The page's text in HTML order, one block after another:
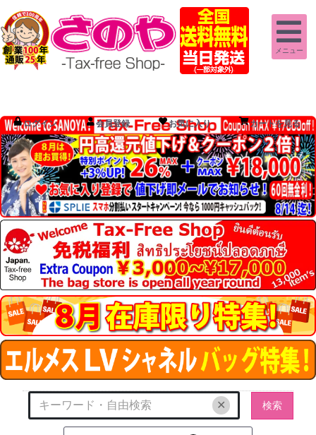
メニュー
ログイン 会員登録 お気に入り カートを見る
✕ 検索